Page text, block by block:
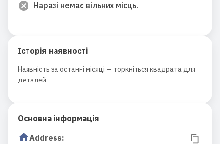
Наразі немає вільних місць.
Історія наявності
Наявність за останні місяці — торкніться квадрата для
деталей.
Основна інформація
Address: